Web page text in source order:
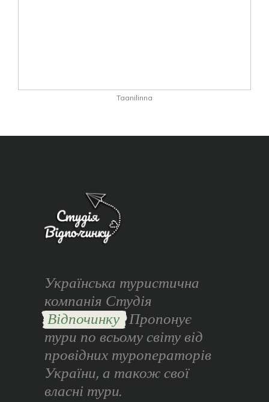
Taanilinna
Українська туристична
компанія Студія
Відпочинку Пропонує
тури по всьому світу від
провідних туроператорів
України, а також свої
власні тури.